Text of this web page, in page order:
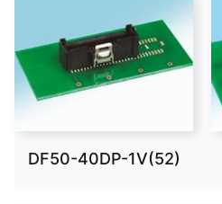
DF50-40DP-1V(52)